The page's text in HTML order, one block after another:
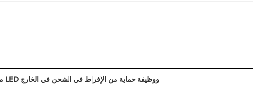
بنك طاقة 20W مع أضواء مؤشرات LED ووظيفة حماية من الإفراط في الشحن في الخارج